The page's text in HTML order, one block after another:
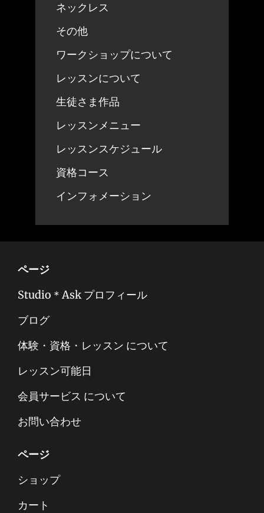
ネックレス
その他
ワークショップについて
レッスンについて
生徒さま作品
レッスンメニュー
レッスンスケジュール
資格コース
インフォメーション
ページ
Studio＊Ask プロフィール
ブログ
体験・資格・レッスン について
レッスン可能日
会員サービス について
お問い合わせ
ページ
ショップ
カート